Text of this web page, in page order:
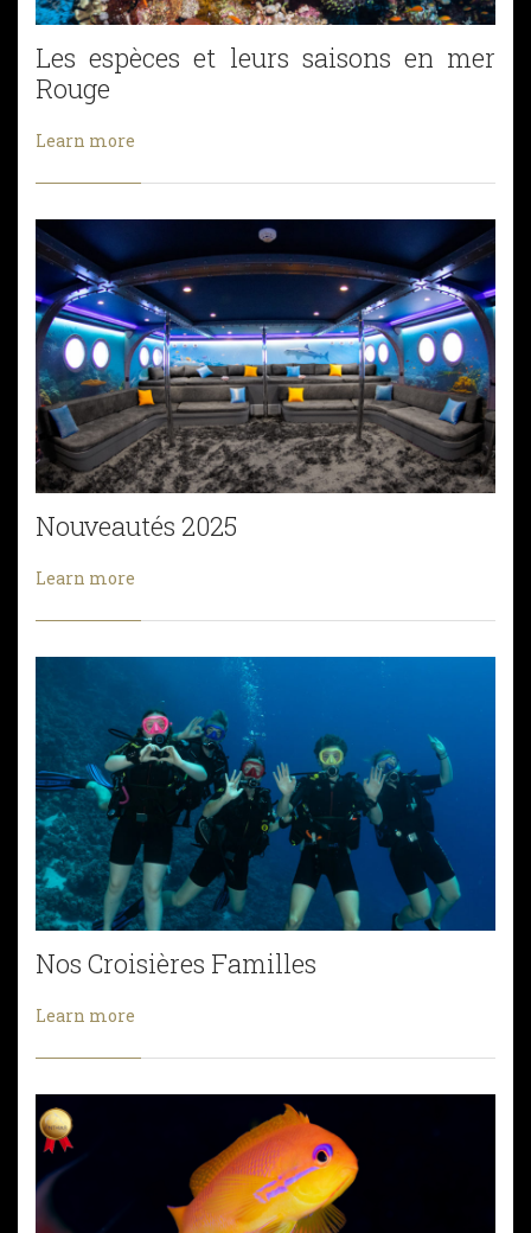
Les espèces et leurs saisons en mer
Rouge
Learn more
Nouveautés 2025
Learn more
Nos Croisières Familles
Learn more